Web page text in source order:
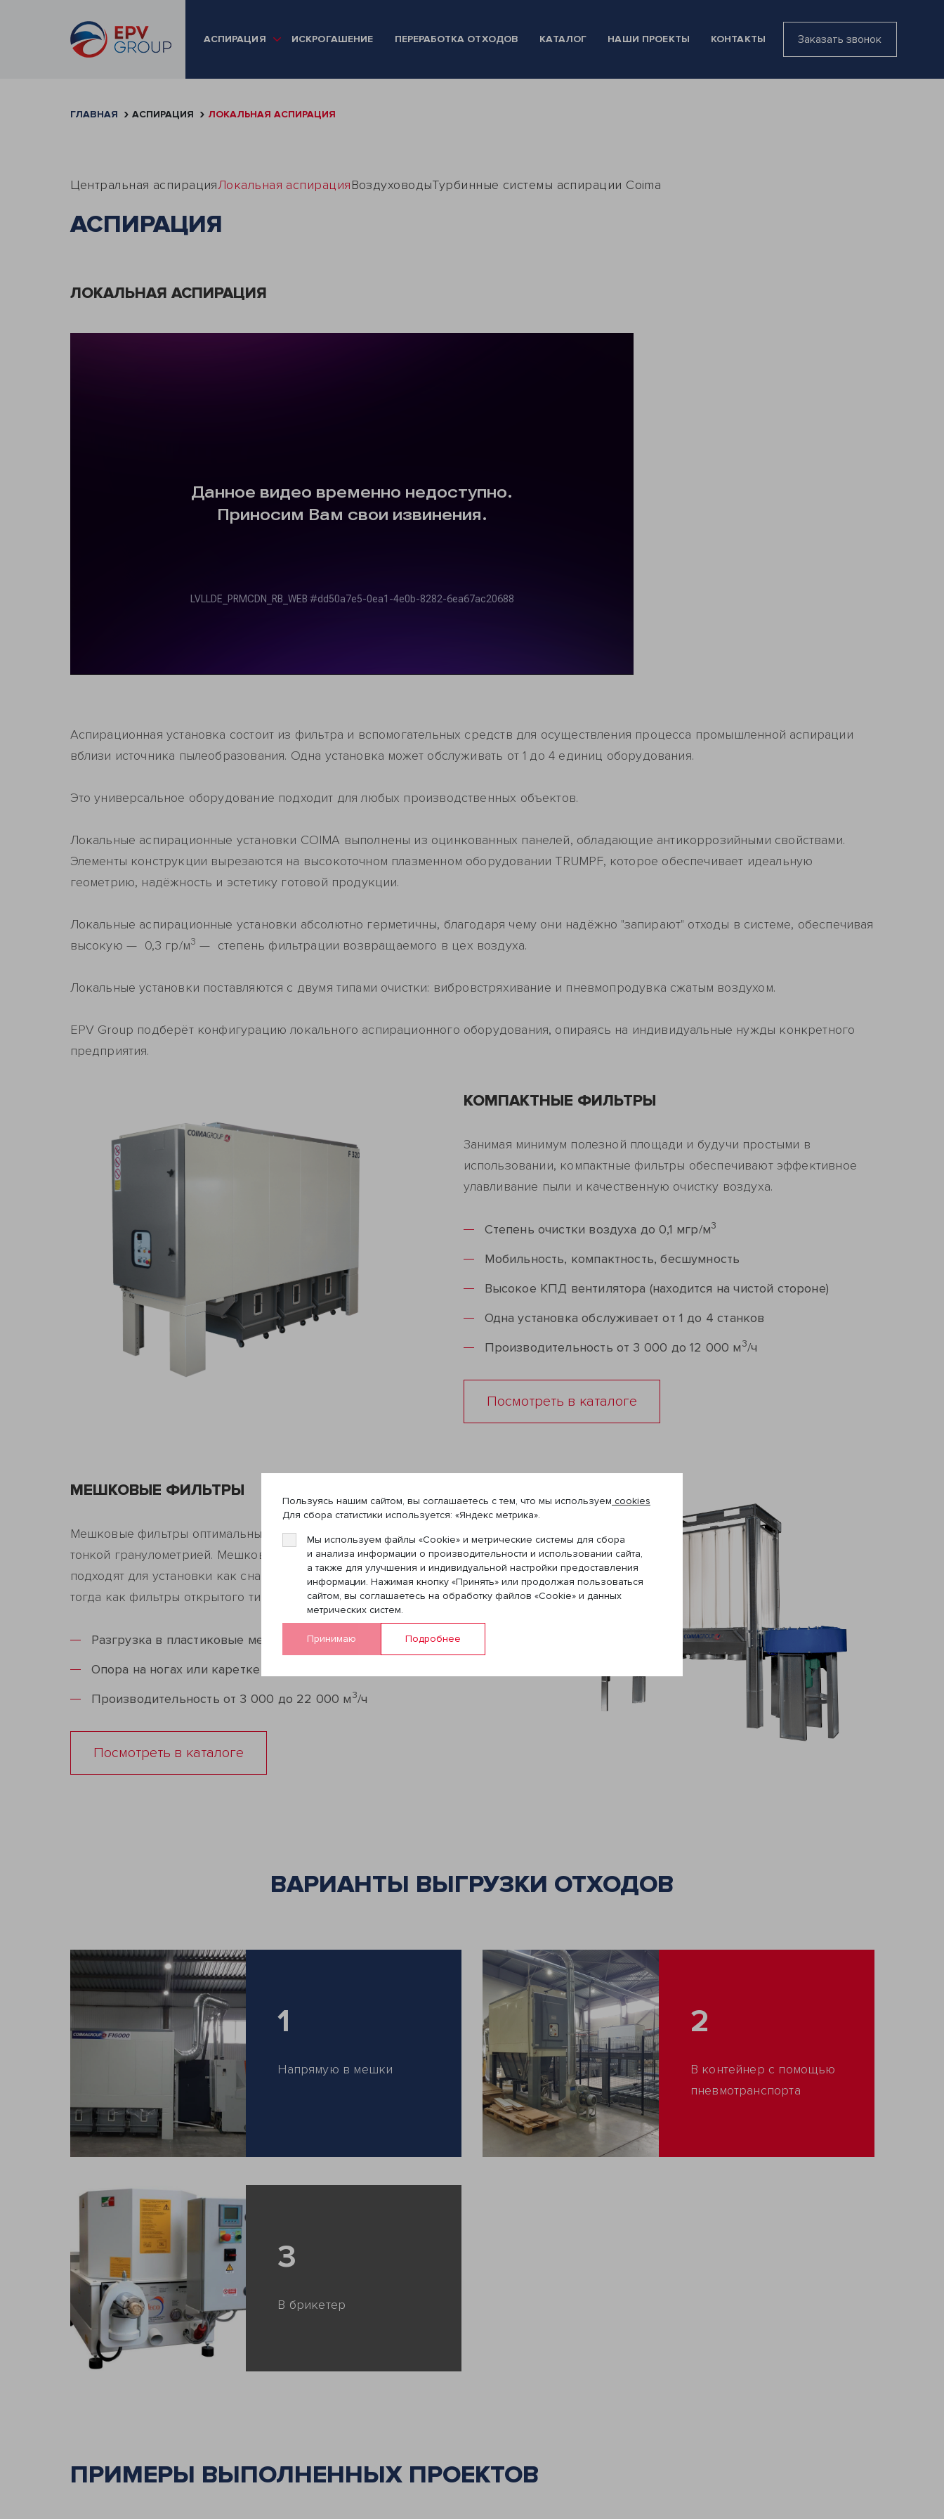
Пользуясь нашим сайтом, вы соглашаетесь с тем, что мы используем cookies
Для сбора статистики используется: «Яндекс метрика».
Мы используем файлы «Cookie» и метрические системы для сбора
и анализа информации о производительности и использовании сайта,
а также для улучшения и индивидуальной настройки предоставления
информации. Нажимая кнопку «Принять» или продолжая пользоваться
сайтом, вы соглашаетесь на обработку файлов «Cookie» и данных
метрических систем.
Принимаю Подробнее
АСПИРАЦИЯ ИСКРОГАШЕНИЕ ПЕРЕРАБОТКА ОТХОДОВ КАТАЛОГ НАШИ ПРОЕКТЫ КОНТАКТЫ Заказать звонок
ГЛАВНАЯ АСПИРАЦИЯ ЛОКАЛЬНАЯ АСПИРАЦИЯ
Центральная аспирацияЛокальная аспирацияВоздуховодыТурбинные системы аспирации Coima
АСПИРАЦИЯ
ЛОКАЛЬНАЯ АСПИРАЦИЯ
Аспирационная установка состоит из фильтра и вспомогательных средств для осуществления процесса промышленной аспирации
вблизи источника пылеобразования. Одна установка может обслуживать от 1 до 4 единиц оборудования.
Это универсальное оборудование подходит для любых производственных объектов.
Локальные аспирационные установки COIMA выполнены из оцинкованных панелей, обладающие антикоррозийными свойствами.
Элементы конструкции вырезаются на высокоточном плазменном оборудовании TRUMPF, которое обеспечивает идеальную
геометрию, надёжность и эстетику готовой продукции.
Локальные аспирационные установки абсолютно герметичны, благодаря чему они надёжно "запирают" отходы в системе, обеспечивая
высокую — 0,3 гр/м3 — степень фильтрации возвращаемого в цех воздуха.
Локальные установки поставляются с двумя типами очистки: вибровстряхивание и пневмопродувка сжатым воздухом.
EPV Group подберёт конфигурацию локального аспирационного оборудования, опираясь на индивидуальные нужды конкретного
предприятия.
КОМПАКТНЫЕ ФИЛЬТРЫ
Занимая минимум полезной площади и будучи простыми в
использовании, компактные фильтры обеспечивают эффективное
улавливание пыли и качественную очистку воздуха.
Степень очистки воздуха до 0,1 мгр/м3
Мобильность, компактность, бесшумность
Высокое КПД вентилятора (находится на чистой стороне)
Одна установка обслуживает от 1 до 4 станков
Производительность от 3 000 до 12 000 м3/ч
Посмотреть в каталоге
МЕШКОВЫЕ ФИЛЬТРЫ
Мешковые фильтры оптимальны для фильтрации частиц со средне-
тонкой гранулометрией. Мешковые фильтры закрытого типа
подходят для установки как снаружи, так и внутри помещения,
тогда как фильтры открытого типа – только внутри.
Разгрузка в пластиковые мешки стандартных размеров
Опора на ногах или каретке с колесами
Производительность от 3 000 до 22 000 м3/ч
Посмотреть в каталоге
ВАРИАНТЫ ВЫГРУЗКИ ОТХОДОВ
1
Напрямую в мешки
2
В контейнер с помощью
пневмотранспорта
3
В брикетер
ПРИМЕРЫ ВЫПОЛНЕННЫХ ПРОЕКТОВ